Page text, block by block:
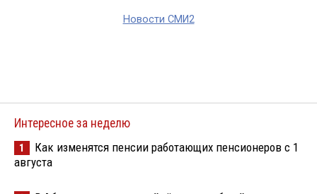
Новости СМИ2
Интересное за неделю
1
Как изменятся пенсии работающих пенсионеров с 1
августа